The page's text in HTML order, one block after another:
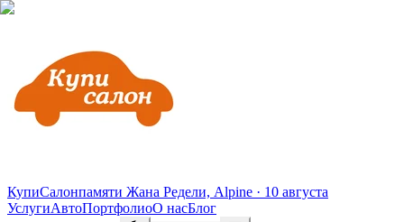
КупиСалонпамяти Жана Редели, Alpine · 10 августа
УслугиАвтоПортфолиоО насБлог